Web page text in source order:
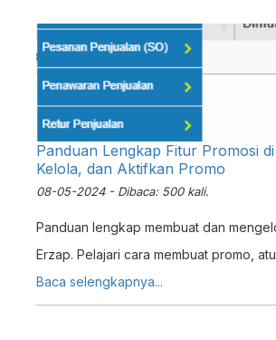
Panduan Lengkap Fitur Promosi
Kelola, dan Aktifkan Promo
08-05-2024 - Dibaca: 500 kali.
Panduan lengkap membuat dan
Erzap. Pelajari cara membuat promo,
outlet, dan aktifkan otomatis di POS
Baca selengkapnya...